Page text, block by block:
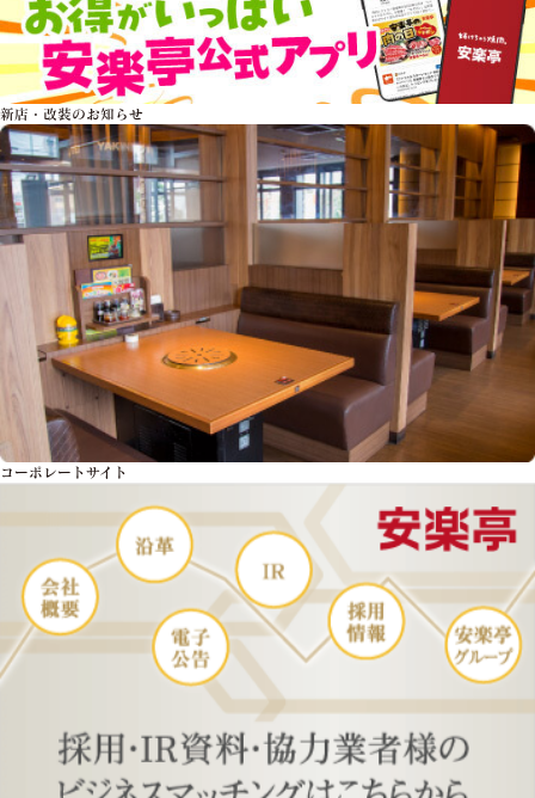
新店・改装のお知らせ
コーポレートサイト